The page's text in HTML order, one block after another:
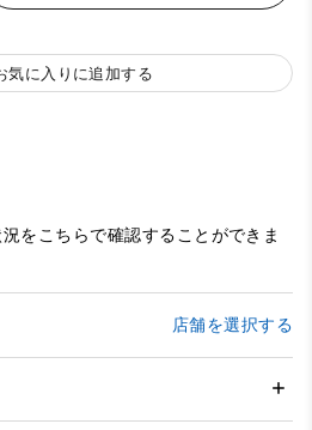
気に入りに追加する
をこちらで確認することができま
店舗を選択する